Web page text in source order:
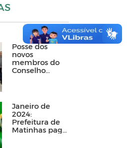
Posse dos
novos
membros do
Conselho
Janeiro de
2024:
Prefeitura de
Matinhas paga